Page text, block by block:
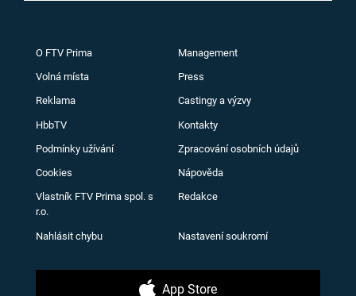
O FTV Prima Management
Volná místa Press
Reklama Castingy a výzvy
HbbTV Kontakty
Podmínky užívání Zpracování osobních údajů
Cookies Nápověda
Vlastník FTV Prima spol. s
r.o.
Redakce
Nahlásit chybu Nastavení soukromí
App Store